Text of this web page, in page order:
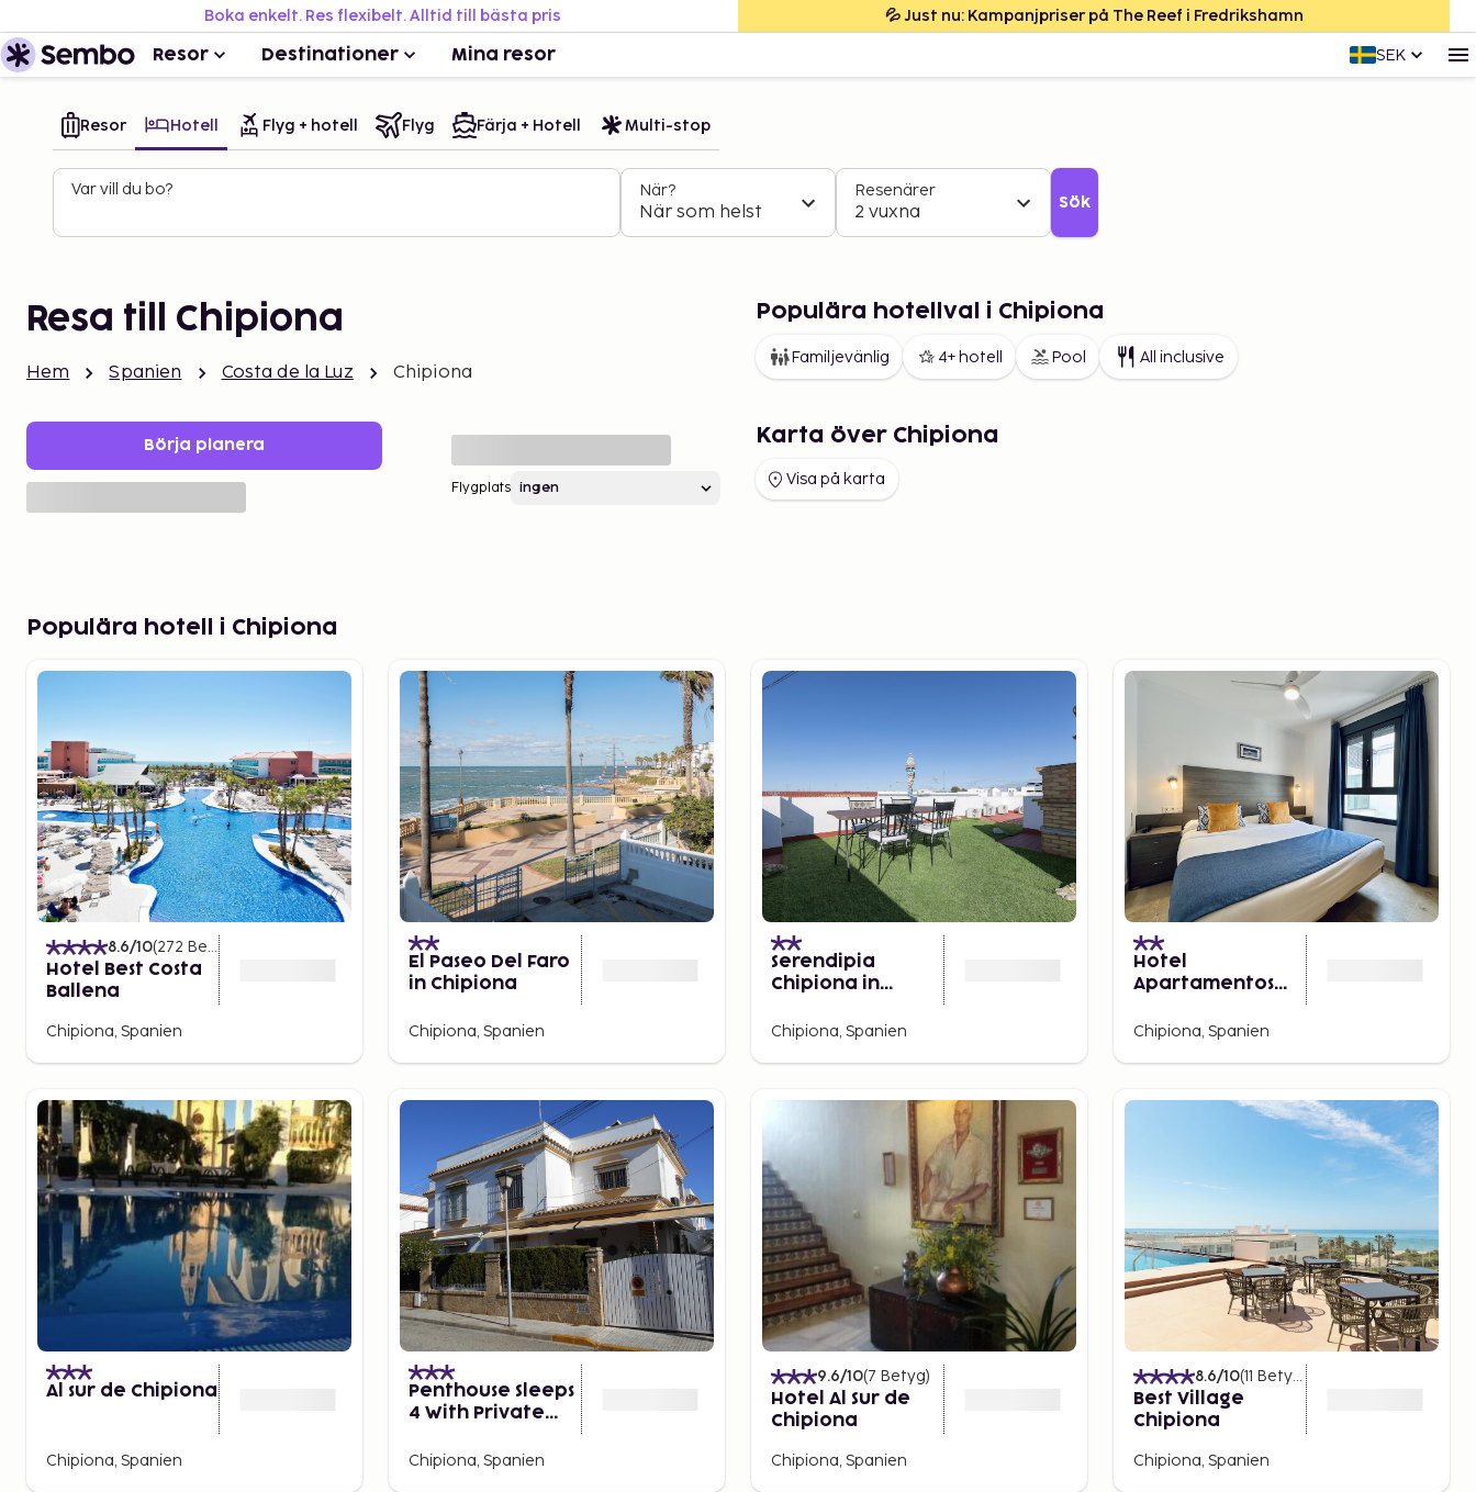
Boka enkelt. Res flexibelt. Alltid till bästa pris 💦 Just nu: Kampanjpriser på The Reef i Fredrikshamn
Resor Destinationer Mina resor SEK
Resor Hotell Flyg + hotell Flyg Färja + Hotell Multi-stop
Var vill du bo? När?
När som helst
Resenärer
2 vuxna Sök
Resa till Chipiona
Hem Spanien Costa de la Luz Chipiona
Börja planera
Flygplats
Populära hotellval i Chipiona
Familjevänlig 4+ hotell Pool All inclusive
Karta över Chipiona
Visa på karta
Populära hotell i Chipiona
8.6/10(272 Betyg
Hotel Best Costa
Ballena
Chipiona, Spanien
El Paseo Del Faro
in Chipiona
Chipiona, Spanien
Serendipia
Chipiona in
Chipiona, Spanien
Hotel
Apartamentos
Chipiona, Spanien
Al sur de Chipiona
Chipiona, Spanien
Penthouse Sleeps
4 With Private
Chipiona, Spanien
9.6/10(7 Betyg)
Hotel Al Sur de
Chipiona
Chipiona, Spanien
8.6/10(11 Betyg )
Best Village
Chipiona
Chipiona, Spanien